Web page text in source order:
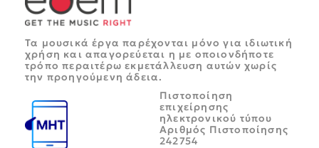
Τα μουσικά έργα παρέχονται μόνο για ιδιωτική
χρήση και απαγορεύεται η με οποιονδήποτε
τρόπο περαιτέρω εκμετάλλευση αυτών χωρίς
την προηγούμενη άδεια.
Πιστοποίηση
επιχείρησης
ηλεκτρονικού τύπου
Αριθμός Πιστοποίησης
242754